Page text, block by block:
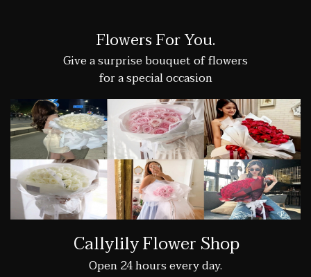
Flowers For You.
Give a surprise bouquet of flowers
for a special occasion
Callylily Flower Shop
Open 24 hours every day.